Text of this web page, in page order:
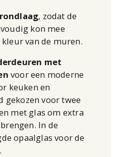
, zodat de
kon mee
van de muren.
met
voor een moderne
keuken en
gekozen voor twee
met glas om extra
In de
opaalglas voor de